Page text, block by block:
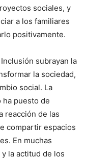
sociales, y
a los familiares
positivamente.
subrayan la
la sociedad,
social. La
ha puesto de
reacción de las
compartir espacios
En muchas
la actitud de los